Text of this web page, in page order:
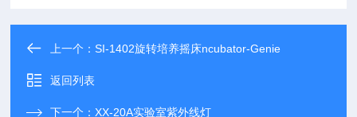
上一个：SI-1402旋转培养摇床ncubator-Genie
返回列表
下一个：XX-20A实验室紫外线灯